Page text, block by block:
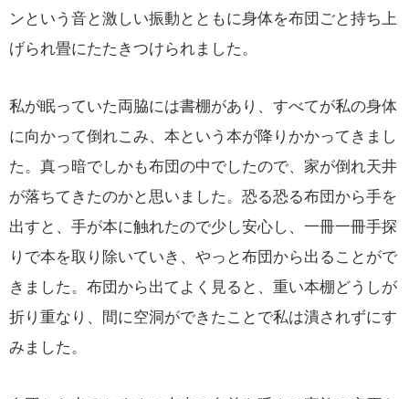
ンという音と激しい振動とともに身体を布団ごと持ち上
げられ畳にたたきつけられました。
私が眠っていた両脇には書棚があり、すべてが私の身体
に向かって倒れこみ、本という本が降りかかってきまし
た。真っ暗でしかも布団の中でしたので、家が倒れ天井
が落ちてきたのかと思いました。恐る恐る布団から手を
出すと、手が本に触れたので少し安心し、一冊一冊手探
りで本を取り除いていき、やっと布団から出ることがで
きました。布団から出てよく見ると、重い本棚どうしが
折り重なり、間に空洞ができたことで私は潰されずにす
みました。